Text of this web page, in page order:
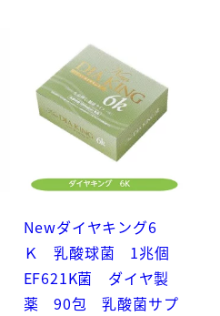
Newダイヤキング6
Ｋ 乳酸球菌 1兆個
EF621K菌 ダイヤ製
薬 90包 乳酸菌サプ